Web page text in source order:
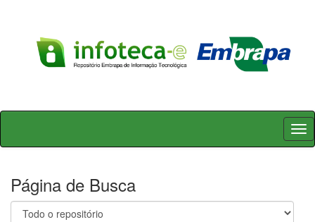
Skip
Página de Busca